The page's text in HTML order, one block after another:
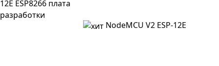
NodeMCU V2 ESP-12E